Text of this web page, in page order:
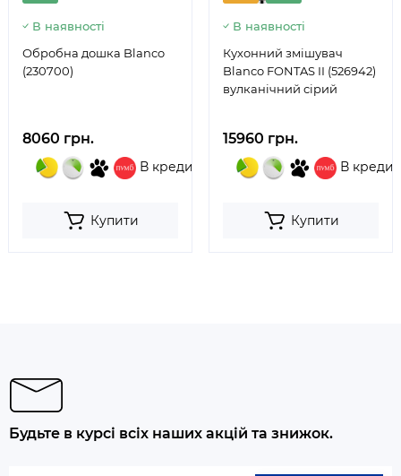
В наявності
Обробна дошка Blanco
(230700)
8060 грн.
В кредит
Купити
В наявності
Кухонний змішувач
Blanco FONTAS II (526942)
вулканічний сірий
15960 грн.
В кредит
Купити
Будьте в курсі всіх наших акцій та знижок.